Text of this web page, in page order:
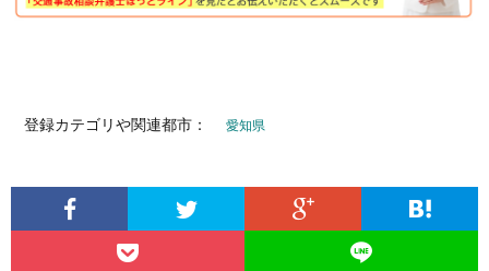
登録カテゴリや関連都市： 愛知県